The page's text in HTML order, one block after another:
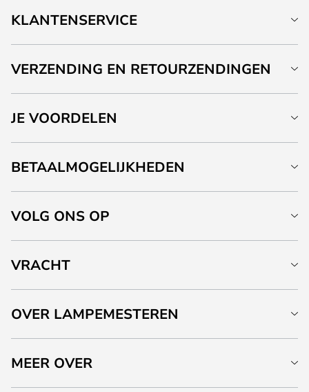
KLANTENSERVICE
VERZENDING EN RETOURZENDINGEN
JE VOORDELEN
BETAALMOGELIJKHEDEN
VOLG ONS OP
VRACHT
OVER LAMPEMESTEREN
MEER OVER